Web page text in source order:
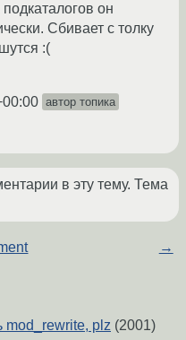
он
Сбивает с толку
:(
автор топика
в эту тему. Тема
→
mod_rewrite, plz (2001)